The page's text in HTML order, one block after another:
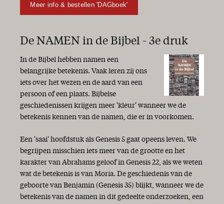
Meer info & bestellen 'DAGboek'
De NAMEN in de Bijbel - 3e druk
In de Bijbel hebben namen een
belangrijke betekenis. Vaak leren zij ons
iets over het wezen en de aard van een
persoon of een plaats. Bijbelse
geschiedenissen krijgen meer 'kleur' wanneer we de
betekenis kennen van de namen, die er in voorkomen.
Een 'saai' hoofdstuk als Genesis 5 gaat opeens leven. We
begrijpen misschien iets meer van de grootte en het
karakter van Abrahams geloof in Genesis 22, als we weten
wat de betekenis is van Moria. De geschiedenis van de
geboorte van Benjamin (Genesis 35) blijkt, wanneer we de
betekenis van de namen in dit gedeelte onderzoeken, een